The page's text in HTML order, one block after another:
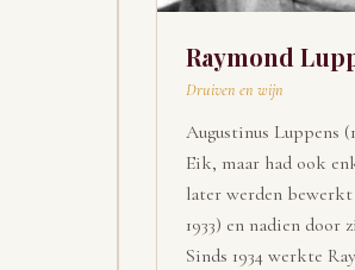
Raymond
Druiven en wijn
Augustinus Luppens
Eik, maar had ook
later werden
1933) en nadien door
Sinds 1934 werkte